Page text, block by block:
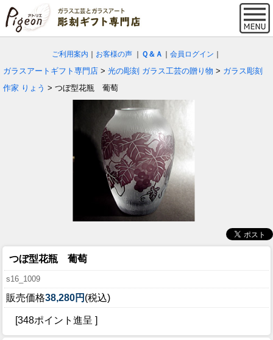
ご利用案内 お客様の声 Ｑ＆Ａ 会員ログイン
ガラスアートギフト専門店 > 光の彫刻 ガラス工芸の贈り物 > ガラス彫刻
作家 りょう > つぼ型花瓶 葡萄
つぼ型花瓶 葡萄
s16_1009
販売価格38,280円 (税込)
[348ポイント進呈 ]